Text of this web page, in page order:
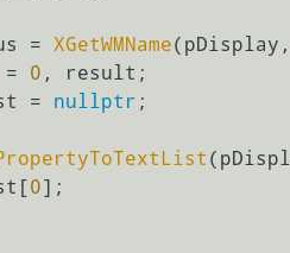
= XGetWMName
0 , result;
= nullptr ;
0];